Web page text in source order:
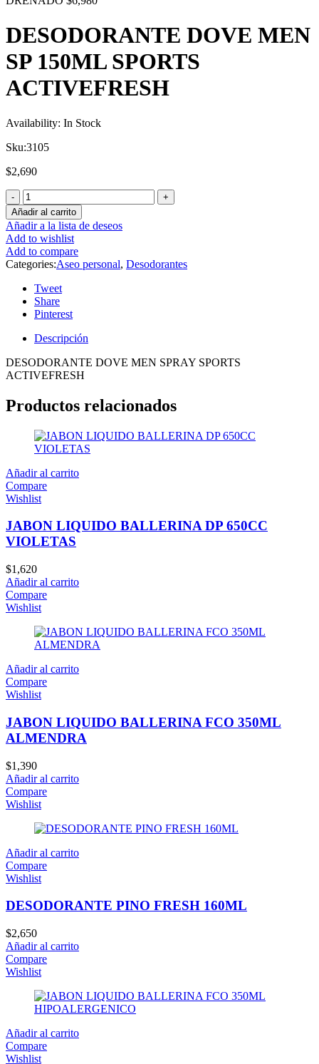
DESODORANTE DOVE MEN
SP 150ML SPORTS
ACTIVEFRESH
Availability: In Stock
Sku:3105
$2,690
Añadir al carrito
Añadir a la lista de deseos
Add to wishlist
Add to compare
Categories:Aseo personal, Desodorantes
Tweet
Share
Pinterest
Descripción
DESODORANTE DOVE MEN SPRAY SPORTS
ACTIVEFRESH
Productos relacionados
Añadir al carrito
Compare
Wishlist
JABON LIQUIDO BALLERINA DP 650CC
VIOLETAS
$1,620
Añadir al carrito
Compare
Wishlist
Añadir al carrito
Compare
Wishlist
JABON LIQUIDO BALLERINA FCO 350ML
ALMENDRA
$1,390
Añadir al carrito
Compare
Wishlist
Añadir al carrito
Compare
Wishlist
DESODORANTE PINO FRESH 160ML
$2,650
Añadir al carrito
Compare
Wishlist
Añadir al carrito
Compare
Wishlist